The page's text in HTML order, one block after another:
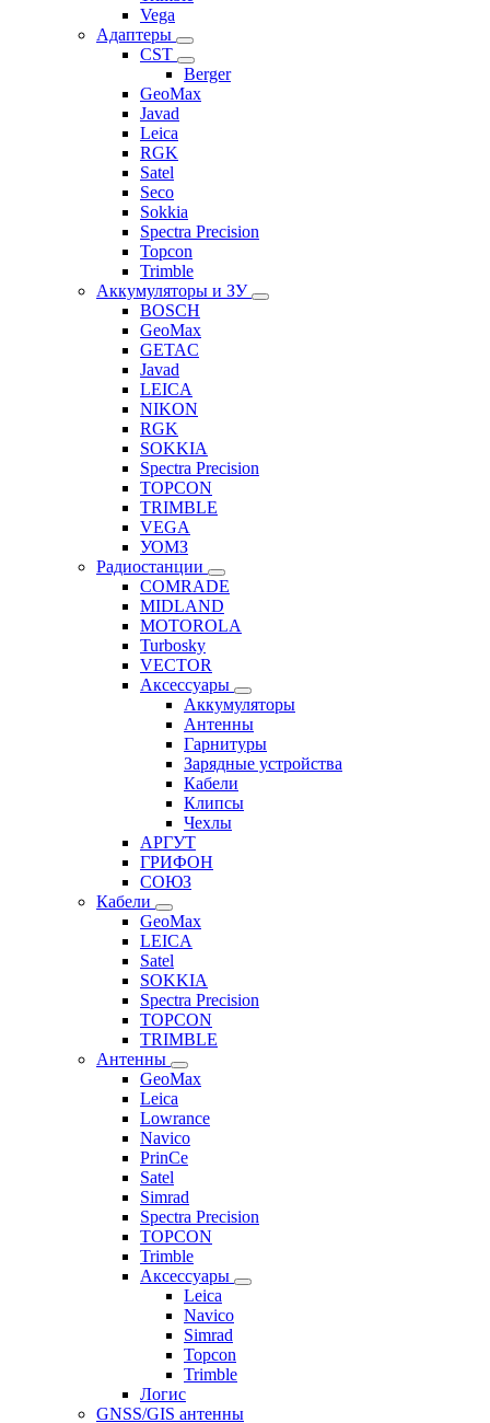
Vega
Адаптеры
CST
Berger
GeoMax
Javad
Leica
RGK
Satel
Seco
Sokkia
Spectra Precision
Topcon
Trimble
Аккумуляторы и ЗУ
BOSCH
GeoMax
GETAC
Javad
LEICA
NIKON
RGK
SOKKIA
Spectra Precision
TOPCON
TRIMBLE
VEGA
УОМЗ
Радиостанции
COMRADE
MIDLAND
MOTOROLA
Turbosky
VECTOR
Аксессуары
Аккумуляторы
Антенны
Гарнитуры
Зарядные устройства
Кабели
Клипсы
Чехлы
АРГУТ
ГРИФОН
СОЮЗ
Кабели
GeoMax
LEICA
Satel
SOKKIA
Spectra Precision
TOPCON
TRIMBLE
Антенны
GeoMax
Leica
Lowrance
Navico
PrinCe
Satel
Simrad
Spectra Precision
TOPCON
Trimble
Аксессуары
Leica
Navico
Simrad
Topcon
Trimble
Логис
GNSS/GIS антенны